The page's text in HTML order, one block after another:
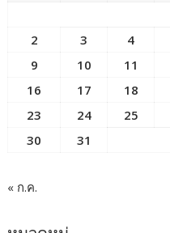
2
3 4
9
10 11
16
17 18
23
24 25
30
31
« ก.ค.